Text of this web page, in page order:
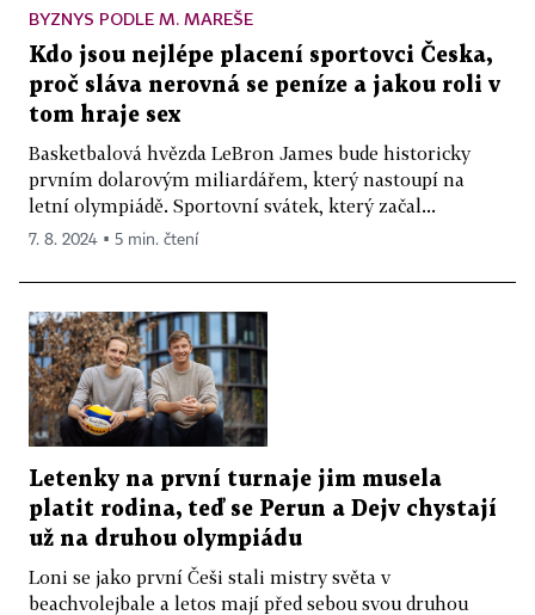
BYZNYS PODLE M. MAREŠE
Kdo jsou nejlépe placení sportovci Česka,
proč sláva nerovná se peníze a jakou roli v
tom hraje sex
Basketbalová hvězda LeBron James bude historicky
prvním dolarovým miliardářem, který nastoupí na
letní olympiádě. Sportovní svátek, který začal...
7. 8. 2024 ▪ 5 min. čtení
Letenky na první turnaje jim musela
platit rodina, teď se Perun a Dejv chystají
už na druhou olympiádu
Loni se jako první Češi stali mistry světa v
beachvolejbale a letos mají před sebou svou druhou